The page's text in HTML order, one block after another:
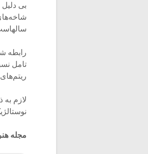
بی
رابطه
تامل
لازم
مجله